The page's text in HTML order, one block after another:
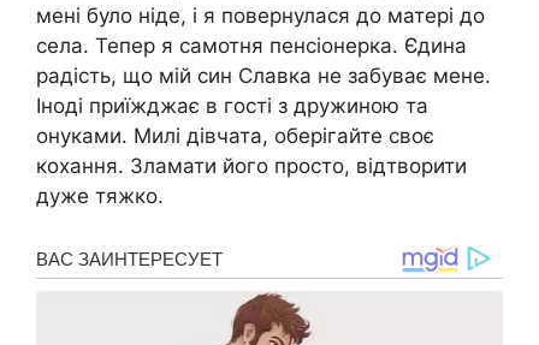
мені було ніде, і я повернулася до матері до
села. Тепер я самотня пенсіонерка. Єдина
радість, що мій син Славка не забуває мене.
Іноді приїжджає в гості з дружиною та
онуками. Милі дівчата, оберігайте своє
кохання. Зламати його просто, відтворити
дуже тяжко.